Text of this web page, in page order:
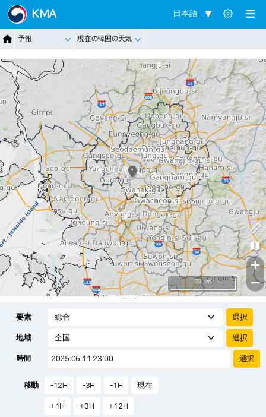
KMA 日本語
予報 現在の韓国の天気
+
−
20 km
要素
地域
時間
移動 -12H -3H -1H 現在
+1H +3H +12H